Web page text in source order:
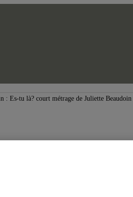
: Es-tu là? court métrage de Juliette Beaudoin